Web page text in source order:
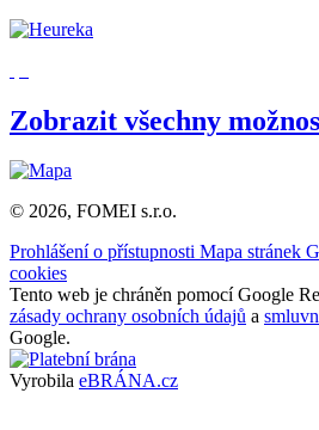
Zobrazit všechny
© 2026, FOMEI s.r.o.
Prohlášení o přístupnosti Mapa stránek
cookies
Tento web je chráněn pomocí Google
zásady ochrany osobních údajů a
Google.
Vyrobila eBRÁNA.cz